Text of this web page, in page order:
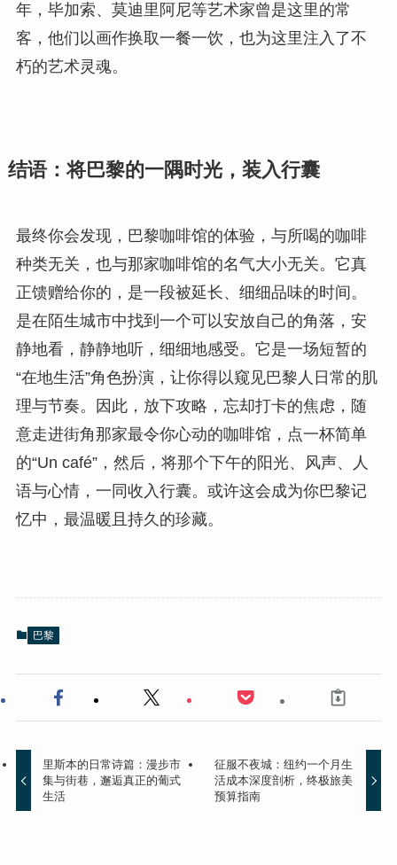
年，毕加索、莫迪里阿尼等艺术家曾是这里的常
客，他们以画作换取一餐一饮，也为这里注入了不
朽的艺术灵魂。
结语：将巴黎的一隅时光，装入行囊
最终你会发现，巴黎咖啡馆的体验，与所喝的咖啡
种类无关，也与那家咖啡馆的名气大小无关。它真
正馈赠给你的，是一段被延长、细细品味的时间。
是在陌生城市中找到一个可以安放自己的角落，安
静地看，静静地听，细细地感受。它是一场短暂的
“在地生活”角色扮演，让你得以窥见巴黎人日常的肌
理与节奏。因此，放下攻略，忘却打卡的焦虑，随
意走进街角那家最令你心动的咖啡馆，点一杯简单
的“Un café”，然后，将那个下午的阳光、风声、人
语与心情，一同收入行囊。或许这会成为你巴黎记
忆中，最温暖且持久的珍藏。
巴黎
里斯本的日常诗篇：漫步市
集与街巷，邂逅真正的葡式
生活
征服不夜城：纽约一个月生
活成本深度剖析，终极旅美
预算指南